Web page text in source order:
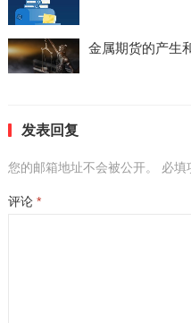
金属期货的产生
发表回复
您的邮箱地址不会被公开。 必填
评论 *